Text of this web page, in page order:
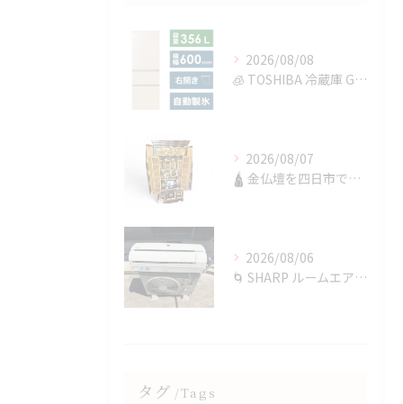
2026/08/08
🧊 TOSHIBA 冷蔵庫 GR-V36SVを四日市で買取✨
2026/08/07
🛕 金仏壇を四日市で買取✨
2026/08/06
🌀 SHARP ルームエアコンを四日市で買取✨
タグ Tags